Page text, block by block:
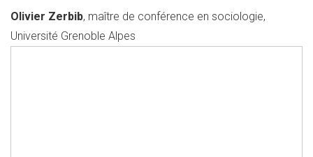
Olivier Zerbib, maître de conférence en sociologie,
Université Grenoble Alpes